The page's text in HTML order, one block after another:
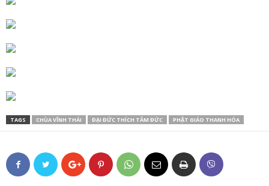
TAGS CHÙA VĨNH THÁI ĐẠI ĐỨC THÍCH TÂM ĐỨC PHẬT GIÁO THANH HÓA